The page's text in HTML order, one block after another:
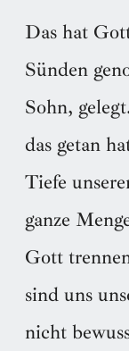
Das hat
Sünden
Sohn,
das getan
Tiefe
ganze
Gott
sind uns
nicht